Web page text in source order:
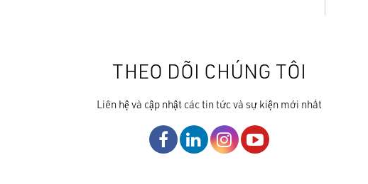
THEO DÕI CHÚNG TÔI
Liên hệ và cập nhật các tin tức và sự kiện mới nhất